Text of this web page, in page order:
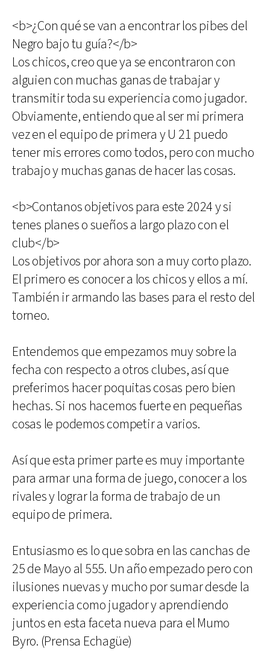
<b>¿Con qué se van a encontrar los pibes del
Negro bajo tu guía?</b>
Los chicos, creo que ya se encontraron con
alguien con muchas ganas de trabajar y
transmitir toda su experiencia como jugador.
Obviamente, entiendo que al ser mi primera
vez en el equipo de primera y U 21 puedo
tener mis errores como todos, pero con mucho
trabajo y muchas ganas de hacer las cosas.
<b>Contanos objetivos para este 2024 y si
tenes planes o sueños a largo plazo con el
club</b>
Los objetivos por ahora son a muy corto plazo.
El primero es conocer a los chicos y ellos a mí.
También ir armando las bases para el resto del
torneo.
Entendemos que empezamos muy sobre la
fecha con respecto a otros clubes, así que
preferimos hacer poquitas cosas pero bien
hechas. Si nos hacemos fuerte en pequeñas
cosas le podemos competir a varios.
Así que esta primer parte es muy importante
para armar una forma de juego, conocer a los
rivales y lograr la forma de trabajo de un
equipo de primera.
Entusiasmo es lo que sobra en las canchas de
25 de Mayo al 555. Un año empezado pero con
ilusiones nuevas y mucho por sumar desde la
experiencia como jugador y aprendiendo
juntos en esta faceta nueva para el Mumo
Byro. (Prensa Echagüe)